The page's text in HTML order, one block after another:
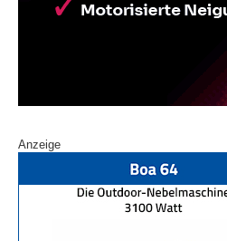
Anzeige